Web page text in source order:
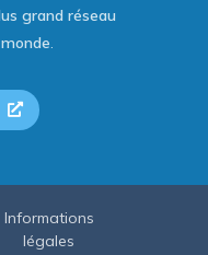
grand réseau
.
Informations
légales